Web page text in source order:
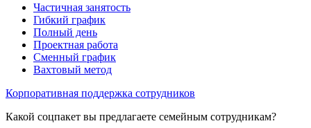
Частичная занятость
Гибкий график
Полный день
Проектная работа
Сменный график
Вахтовый метод
Корпоративная поддержка сотрудников
Какой соцпакет вы предлагаете семейным сотрудникам?